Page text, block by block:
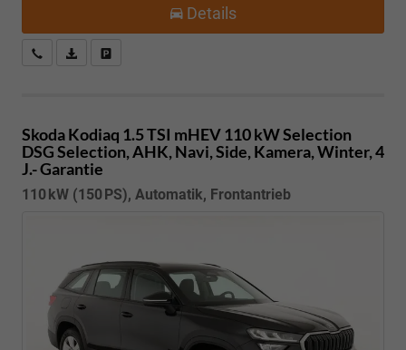
Details
Kostenloser Rückruf-Service
PDF-Datei, Fahrzeugexposé drucken
Skoda Kodiaq 1.5 TSI mHEV 110 kW Selection
DSG Selection, AHK, Navi, Side, Kamera, Winter, 4
J.- Garantie
110 kW (150 PS), Automatik, Frontantrieb